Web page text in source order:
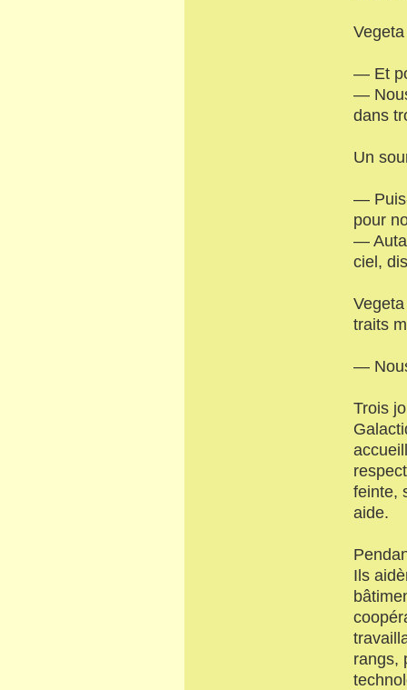
— Et
—
dans
Un
—
pour
—
ciel,
traits
—
Trois
feinte,
aide.
Ils
rangs,